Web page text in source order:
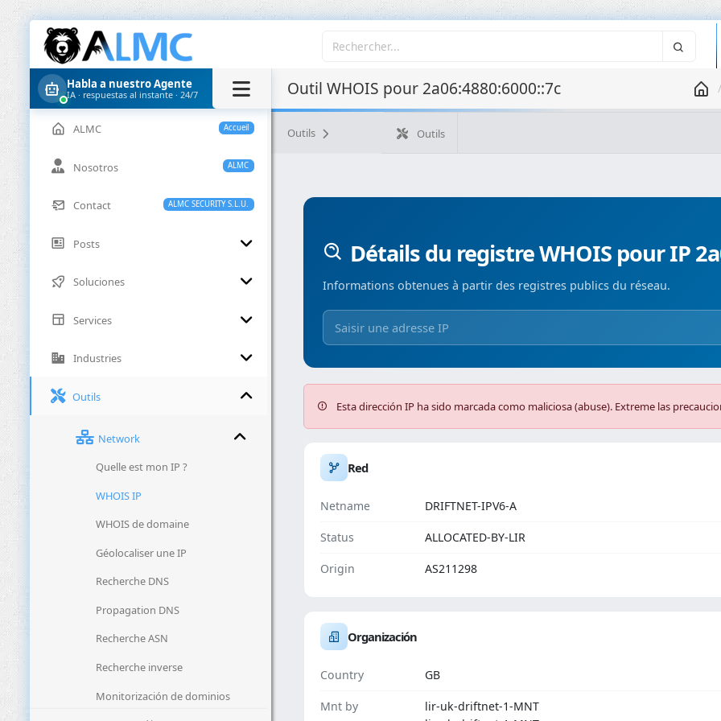
Habla a nuestro Agente
IA · respuestas al instante · 24/7
Accueil
ALMC
ALMC
Nosotros
ALMC SECURITY S.L.U.
Contact
Posts
Soluciones
Services
Industries
Outils
Network
Quelle est mon IP ?
WHOIS IP
WHOIS de domaine
Géolocaliser une IP
Recherche DNS
Propagation DNS
Recherche ASN
Recherche inverse
Monitorización de dominios
Outil WHOIS pour 2a06:4880:6000::7c
Outils Outils
Détails du registre WHOIS pour IP
Informations obtenues à partir des registres publics du réseau.
Esta dirección IP ha sido marcada como maliciosa (abuse). Extreme las
Red
Netname DRIFTNET-IPV6-A
Status ALLOCATED-BY-LIR
Origin AS211298
Organización
Country GB
Mnt by
lir-uk-driftnet-1-MNT